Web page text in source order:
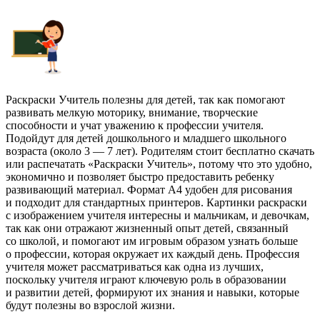
Раскраски Учитель полезны для детей, так как помогают
развивать мелкую моторику, внимание, творческие
способности и учат уважению к профессии учителя.
Подойдут для детей дошкольного и младшего школьного
возраста (около 3 — 7 лет). Родителям стоит бесплатно скачать
или распечатать «Раскраски Учитель», потому что это удобно,
экономично и позволяет быстро предоставить ребенку
развивающий материал. Формат A4 удобен для рисования
и подходит для стандартных принтеров. Картинки раскраски
с изображением учителя интересны и мальчикам, и девочкам,
так как они отражают жизненный опыт детей, связанный
со школой, и помогают им игровым образом узнать больше
о профессии, которая окружает их каждый день. Профессия
учителя может рассматриваться как одна из лучших,
поскольку учителя играют ключевую роль в образовании
и развитии детей, формируют их знания и навыки, которые
будут полезны во взрослой жизни.